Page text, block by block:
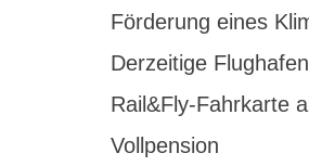
Förderung eines
Derzeitige
Rail&Fly-Fahrkarte
Vollpension